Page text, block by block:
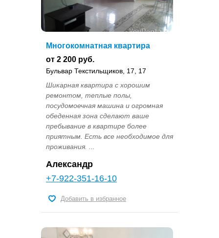
Многокомнатная квартира
от 2 200 руб.
Бульвар Текстильщиков, 17, 17
Шикарная квартира с хорошим
ремонтом, теплые полы,
посудомоечная машина и огромная
обеденная зона сделают ваше
пребывание в квартире более
приятным. Есть все необходимое для
проживания. ...
Александр
+7-922-351-16-10
Добавить в избранное